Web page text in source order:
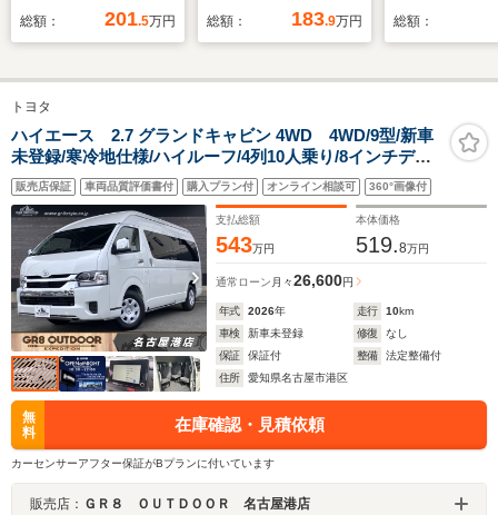
ビ 全周囲カメラ ア
ーフティセンス LED
ヘッドライト 純正
17インチAW
Bluetooth接続 クリ
アランスソナー ブラ
インドスポット
総額： 201.5万円 総額： 183.9万円
ーキサポート
ートキー
総額：
トヨタ
ハイエース 2.7 グランドキャビン 4WD 4WD/9型/新車
未登録/寒冷地仕様/ハイルーフ/4列10人乗り/8インチディ
スプレイオーディオプラス/パノラミックビューモニター/
デジタルインナーミラー/パワースライドドア/Bi-Beamヘ
ッド
販売店保証 車両品質評価書付 購入プラン付 オンライン相談可 360°画像付
支払総額
543万円
本体価格
519.8万円
通常ローン 月々26,600円
年式 2026年 走行 10km
車検
新車未登録 修復
なし
保証
保証付 整備
法定整備付
住所
愛知県名古屋市港区
無
料
在庫確認・見積依頼
カーセンサーアフター保証がBプランに付いています
販売店： ＧＲ８ ＯＵＴＤＯＯＲ 名古屋港店